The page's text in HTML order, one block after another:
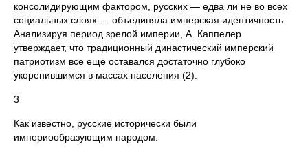
консолидирующим фактором, русских — едва ли не во всех
социальных слоях — объединяла имперская идентичность.
Анализируя период зрелой империи, А. Каппелер
утверждает, что традиционный династический имперский
патриотизм все ещё оставался достаточно глубоко
укоренившимся в массах населения (2).
3
Как известно, русские исторически были
империообразующим народом.